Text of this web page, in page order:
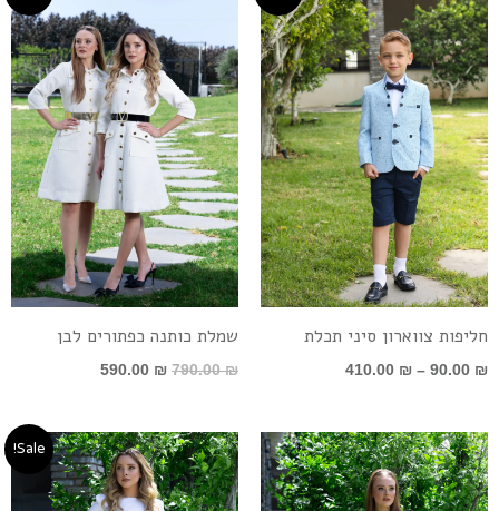
חליפות צווארון סיני תכלת
90.00 ₪
–
410.00 ₪
עד
שמלת כותנה כפתורים לבן
790.00₪
היה:
790.00 ₪.
590.00 ₪
הוא:
590.00 ₪.
Sale!
המחיר
המקורי
היה:
980.00 ₪.
המחיר
הנוכחי
הוא:
790.00 ₪.